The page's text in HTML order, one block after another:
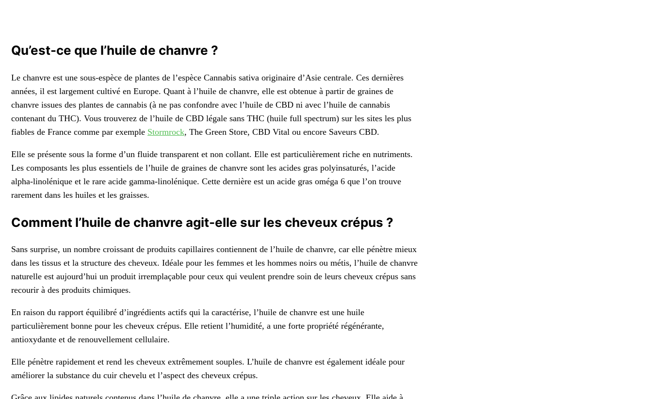
Qu’est-ce que l’huile de chanvre ?
Le chanvre est une sous-espèce de plantes de l’espèce Cannabis sativa originaire d’Asie centrale. Ces dernières
années, il est largement cultivé en Europe. Quant à l’huile de chanvre, elle est obtenue à partir de graines de
chanvre issues des plantes de cannabis (à ne pas confondre avec l’huile de CBD ni avec l’huile de cannabis
contenant du THC). Vous trouverez de l’huile de CBD légale sans THC (huile full spectrum) sur les sites les plus
fiables de France comme par exemple Stormrock, The Green Store, CBD Vital ou encore Saveurs CBD.
Elle se présente sous la forme d’un fluide transparent et non collant. Elle est particulièrement riche en nutriments.
Les composants les plus essentiels de l’huile de graines de chanvre sont les acides gras polyinsaturés, l’acide
alpha-linolénique et le rare acide gamma-linolénique. Cette dernière est un acide gras oméga 6 que l’on trouve
rarement dans les huiles et les graisses.
Comment l’huile de chanvre agit-elle sur les cheveux crépus ?
Sans surprise, un nombre croissant de produits capillaires contiennent de l’huile de chanvre, car elle pénètre mieux
dans les tissus et la structure des cheveux. Idéale pour les femmes et les hommes noirs ou métis, l’huile de chanvre
naturelle est aujourd’hui un produit irremplaçable pour ceux qui veulent prendre soin de leurs cheveux crépus sans
recourir à des produits chimiques.
En raison du rapport équilibré d’ingrédients actifs qui la caractérise, l’huile de chanvre est une huile
particulièrement bonne pour les cheveux crépus. Elle retient l’humidité, a une forte propriété régénérante,
antioxydante et de renouvellement cellulaire.
Elle pénètre rapidement et rend les cheveux extrêmement souples. L’huile de chanvre est également idéale pour
améliorer la substance du cuir chevelu et l’aspect des cheveux crépus.